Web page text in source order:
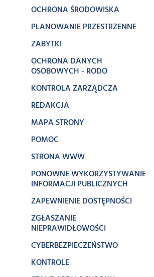
OCHRONA ŚRODOWISKA
PLANOWANIE PRZESTRZENNE
ZABYTKI
OCHRONA DANYCH
OSOBOWYCH - RODO
KONTROLA ZARZĄDCZA
REDAKCJA
MAPA STRONY
POMOC
STRONA WWW
PONOWNE WYKORZYSTYWANIE
INFORMACJI PUBLICZNYCH
ZAPEWNIENIE DOSTĘPNOŚCI
ZGŁASZANIE
NIEPRAWIDŁOWOŚCI
CYBERBEZPIECZEŃSTWO
KONTROLE